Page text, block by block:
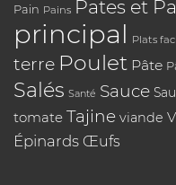
Pain Pains Pates et
principal Plats
terre Poulet Pâte
Salés Santé Sauce
tomate Tajine viande
Épinards Œufs